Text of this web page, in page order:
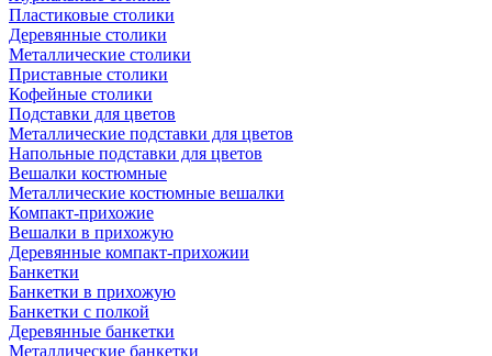
Пластиковые столики
Деревянные столики
Металлические столики
Приставные столики
Кофейные столики
Подставки для цветов
Металлические подставки для цветов
Напольные подставки для цветов
Вешалки костюмные
Металлические костюмные вешалки
Компакт-прихожие
Вешалки в прихожую
Деревянные компакт-прихожии
Банкетки
Банкетки в прихожую
Банкетки с полкой
Деревянные банкетки
Металлические банкетки